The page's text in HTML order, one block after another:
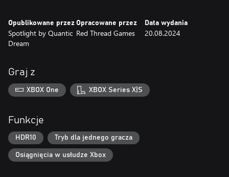
umiejętności przed następnym występem).
Na końcu drogi czeka was ocalenie... ale żeby się tam dostać,
musicie przemierzyć cały kontynent.
Odwiedź stronę WeAreDustborn.com, aby uzyskać najnowsze
wiadomości o grze.
MOC SŁÓW
używaj Mowy, aby manipulować ludźmi i wydostać się z
tarapatów. Stwórz nowe słowa i nauczyć się władać językowym
arsenałem przeciwko wrogom... i przyjaciołom.
PODRÓŻ PRZEZ PODZIELONY KONTYNENT.
Opublikowane przez
Spotlight by Quantic
Dream
Opracowane przez
Red Thread Games
Data wydania
20.08.2024
Graj z
XBOX One XBOX Series X|S
Funkcje
HDR10 Tryb dla jednego gracza
Osiągnięcia w usłudze Xbox